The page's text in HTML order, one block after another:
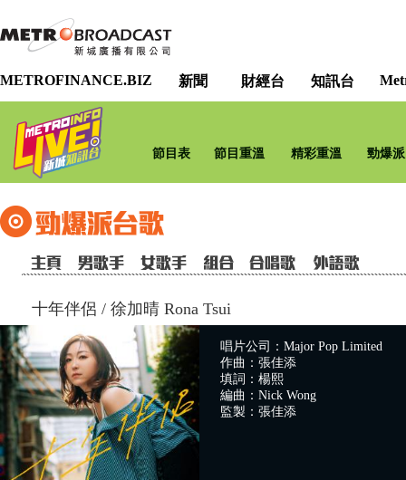
METROFINANCE.BIZ 新聞 財經台 知訊台
節目表 節目重溫 精彩重溫 勁爆
十年伴侶 / 徐加晴 Rona Tsui
唱片公司：Major Pop Limited
作曲：張佳添
填詞：楊熙
編曲：Nick Wong
監製：張佳添